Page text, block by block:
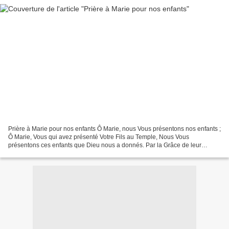
Prière à Marie pour nos enfants Ô Marie, nous Vous présentons nos enfants ;
Ô Marie, Vous qui avez présenté Votre Fils au Temple, Nous Vous
présentons ces enfants que Dieu nous a donnés. Par la Grâce de leur